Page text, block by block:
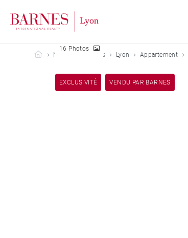
Barnes Lyon
Nos biens vendus Lyon Appartement
EXCLUSIVITÉ VENDU PAR BARNES
16 Photos